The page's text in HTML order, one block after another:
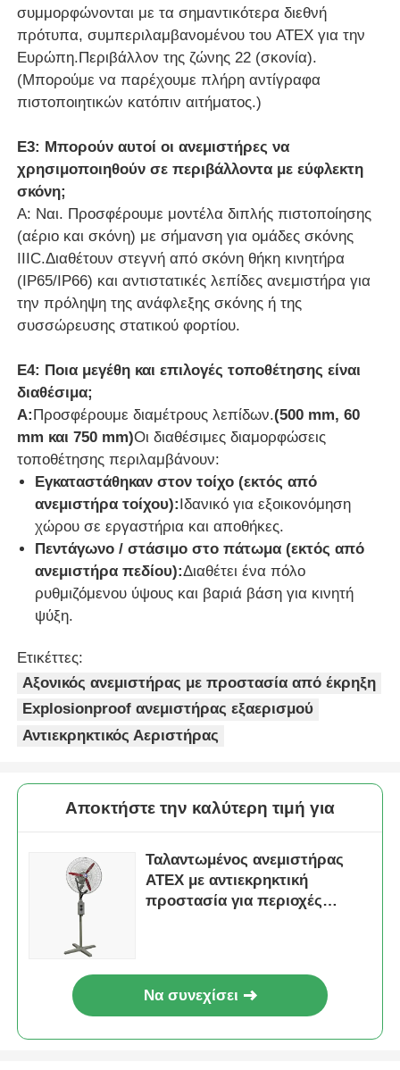
συμμορφώνονται με τα σημαντικότερα διεθνή
πρότυπα, συμπεριλαμβανομένου του ATEX για την
Ευρώπη.Περιβάλλον της ζώνης 22 (σκονία).
(Μπορούμε να παρέχουμε πλήρη αντίγραφα
πιστοποιητικών κατόπιν αιτήματος.)
Ε3: Μπορούν αυτοί οι ανεμιστήρες να
χρησιμοποιηθούν σε περιβάλλοντα με εύφλεκτη
σκόνη;
Α: Ναι. Προσφέρουμε μοντέλα διπλής πιστοποίησης
(αέριο και σκόνη) με σήμανση για ομάδες σκόνης
IIIC.Διαθέτουν στεγνή από σκόνη θήκη κινητήρα
(IP65/IP66) και αντιστατικές λεπίδες ανεμιστήρα για
την πρόληψη της ανάφλεξης σκόνης ή της
συσσώρευσης στατικού φορτίου.
Ε4: Ποια μεγέθη και επιλογές τοποθέτησης είναι
διαθέσιμα;
Α:Προσφέρουμε διαμέτρους λεπίδων.(500 mm, 60
mm και 750 mm)Οι διαθέσιμες διαμορφώσεις
τοποθέτησης περιλαμβάνουν:
Εγκαταστάθηκαν στον τοίχο (εκτός από
ανεμιστήρα τοίχου):Ιδανικό για εξοικονόμηση
χώρου σε εργαστήρια και αποθήκες.
Πεντάγωνο / στάσιμο στο πάτωμα (εκτός από
ανεμιστήρα πεδίου):Διαθέτει ένα πόλο
ρυθμιζόμενου ύψους και βαριά βάση για κινητή
ψύξη.
Ετικέττες:
Αξονικός ανεμιστήρας με προστασία από έκρηξη
Explosionproof ανεμιστήρας εξαερισμού
Αντιεκρηκτικός Αεριστήρας
Αποκτήστε την καλύτερη τιμή για
Ταλαντωμένος ανεμιστήρας
ATEX με αντιεκρηκτική
προστασία για περιοχές
Να συνεχίσει